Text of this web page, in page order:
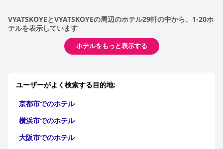
VYATSKOYEとVYATSKOYEの周辺のホテル29軒の中から、1-20ホ
テルを表示しています
ホテルをもっと表示する
ユーザーがよく検索する目的地:
京都市でのホテル
横浜市でのホテル
大阪市でのホテル